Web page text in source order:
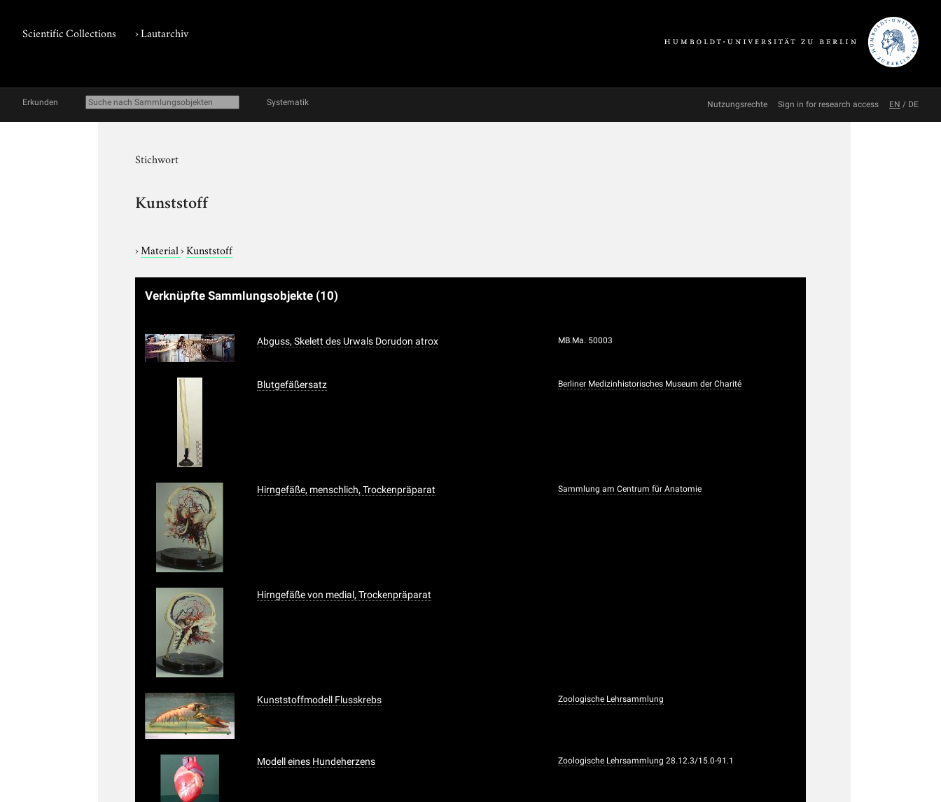
Scientific Collections ›Lautarchiv
Erkunden Systematik Nutzungsrechte Sign in for research access EN / DE
Stichwort
Kunststoff
›Material›Kunststoff
Verknüpfte Sammlungsobjekte (10)
Abguss, Skelett des Urwals Dorudon atrox MB.Ma. 50003
Blutgefäßersatz Berliner Medizinhistorisches Museum der Charité
Hirngefäße, menschlich, Trockenpräparat Sammlung am Centrum für Anatomie
Hirngefäße von medial, Trockenpräparat
Kunststoffmodell Flusskrebs Zoologische Lehrsammlung
Modell eines Hundeherzens Zoologische Lehrsammlung 28.12.3/15.0-91.1